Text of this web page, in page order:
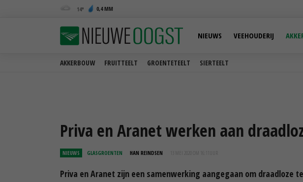
14 0,4 MM
AKKERBOUW FRUITTEELT GROENTETEELT SIERTEELT
NIEUWS VEEHOUDERIJ
Priva en Aranet werken aan
NIEUWS GLASGROENTEN HAN REINDSEN 13 MEI 2020 OM 16:11
Priva en Aranet zijn een samenwerking aangegaan om draadloze